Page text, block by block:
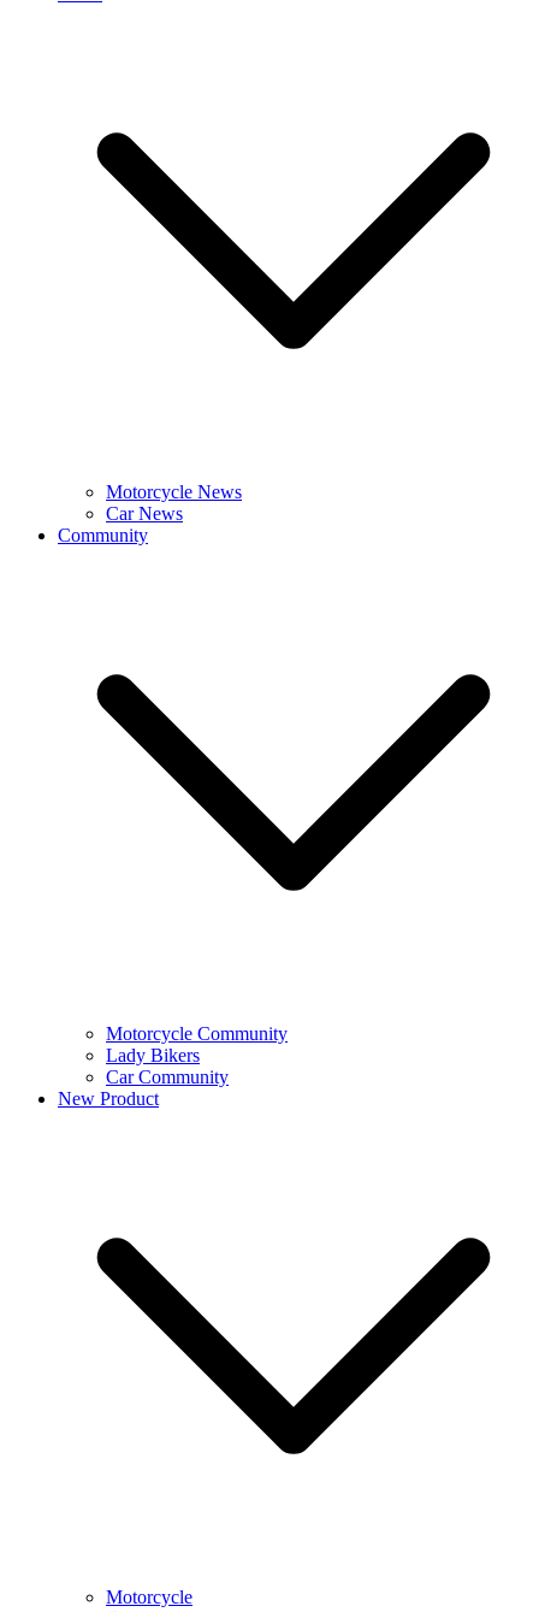
Motorcycle News
Car News
Community
Motorcycle Community
Lady Bikers
Car Community
New Product
Motorcycle